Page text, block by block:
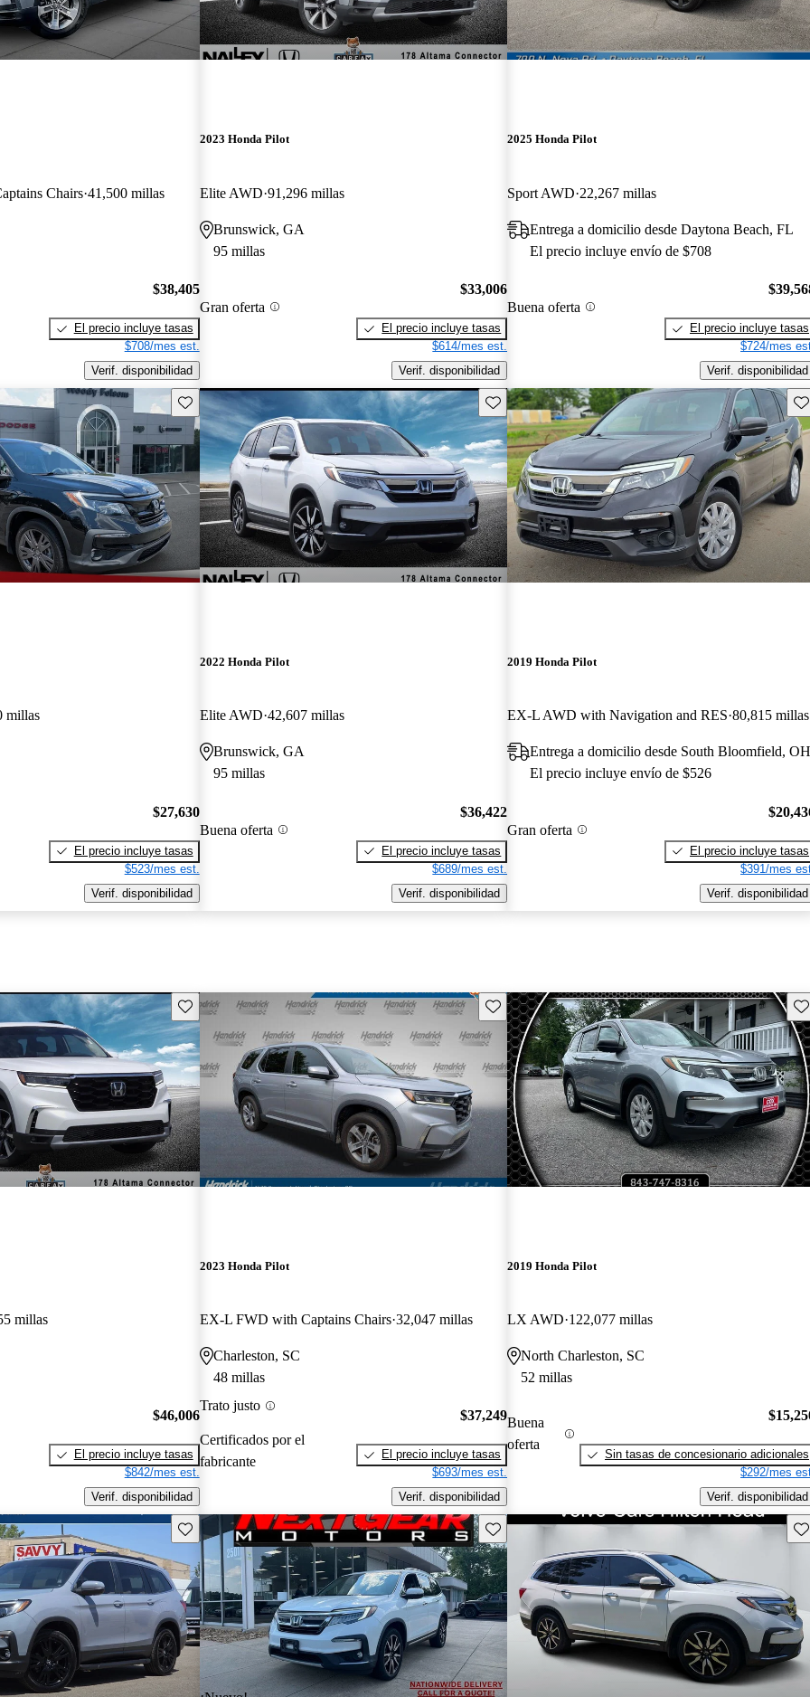
Chairs 41,500 millas
$38,405
El precio incluye tasas
$708/mes est.
Verif. disponibilidad
2023 Honda Pilot
Elite AWD 91,296 millas
Brunswick, GA
95 millas
Gran oferta
$33,006
El precio incluye tasas
$614/mes est.
Verif. disponibilidad
2025 Honda Pilot
Sport AWD 22,267 millas
Entrega a domicilio desde Daytona Beach, FL
El precio incluye envío de $708
Buena oferta
El precio incluye tasas
$724/mes
Verif. disponibilidad
Guarda este Aviso
millas
$27,630
El precio incluye tasas
$523/mes est.
Verif. disponibilidad
Guarda este Aviso
2022 Honda Pilot
Elite AWD 42,607 millas
Brunswick, GA
95 millas
Buena oferta
$36,422
El precio incluye tasas
$689/mes est.
Verif. disponibilidad
2019 Honda Pilot
EX-L AWD with Navigation and RES 80,815 millas
Entrega a domicilio desde South Bloomfield,
El precio incluye envío de $526
Gran oferta
El precio incluye tasas
$391/mes
Verif. disponibilidad
Guarda este Aviso
millas
$46,006
El precio incluye tasas
$842/mes est.
Verif. disponibilidad
Guarda este Aviso
2023 Honda Pilot
EX-L FWD with Captains Chairs 32,047 millas
Charleston, SC
48 millas
Trato justo
Certificados por el
fabricante
$37,249
El precio incluye tasas
$693/mes est.
Verif. disponibilidad
2019 Honda Pilot
LX AWD 122,077 millas
North Charleston, SC
52 millas
Buena
oferta
Sin tasas de concesionario adicionales
$292/mes
Verif. disponibilidad
Guarda este Aviso Guarda este Aviso